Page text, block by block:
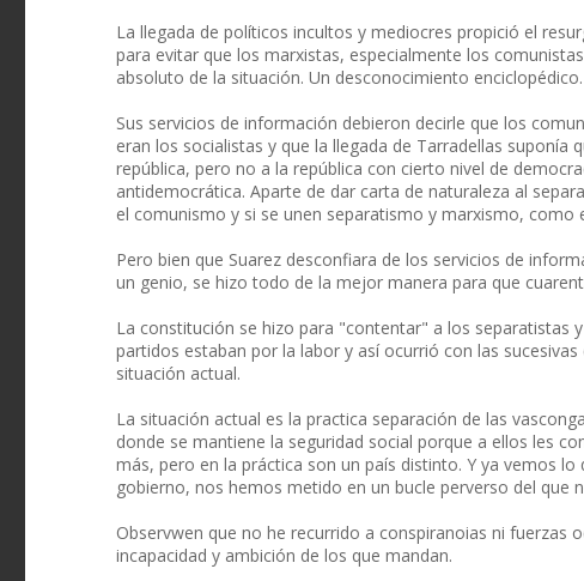
La llegada de políticos incultos y mediocres propició el
para evitar que los marxistas, especialmente los
absoluto de la situación. Un desconocimiento enciclopédico.
Sus servicios de información debieron decirle que los
eran los socialistas y que la llegada de Tarradellas
república, pero no a la república con cierto nivel de
antidemocrática. Aparte de dar carta de naturaleza al
el comunismo y si se unen separatismo y marxismo, como
Pero bien que Suarez desconfiara de los servicios de
un genio, se hizo todo de la mejor manera para que
La constitución se hizo para "contentar" a los separatistas
partidos estaban por la labor y así ocurrió con las
situación actual.
La situación actual es la practica separación de las
donde se mantiene la seguridad social porque a ellos les
más, pero en la práctica son un país distinto. Y ya vemos
gobierno, nos hemos metido en un bucle perverso del que
Observwen que no he recurrido a conspiranoias ni fuerzas
incapacidad y ambición de los que mandan.